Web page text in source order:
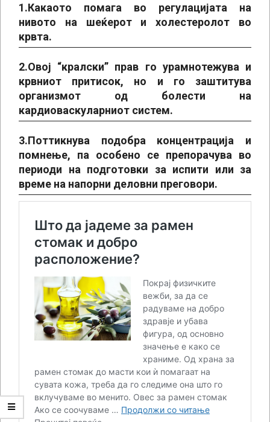
1.Какаото помага во регулацијата на
нивото на шеќерот и холестеролот во
крвта.
2.Овој “кралски” прав го урамнотежува и
крвниот притисок, но и го заштитува
организмот од болести на
кардиоваскуларниот систем.
3.Поттикнува подобра концентрација и
помнење, па особено се препорачува во
периоди на подготовки за испити или за
време на напорни деловни преговори.